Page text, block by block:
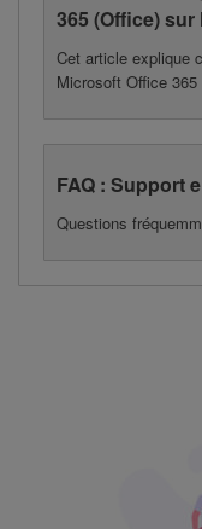
365 (Office) sur
Cet article explique
Microsoft Office
FAQ : Support
Questions